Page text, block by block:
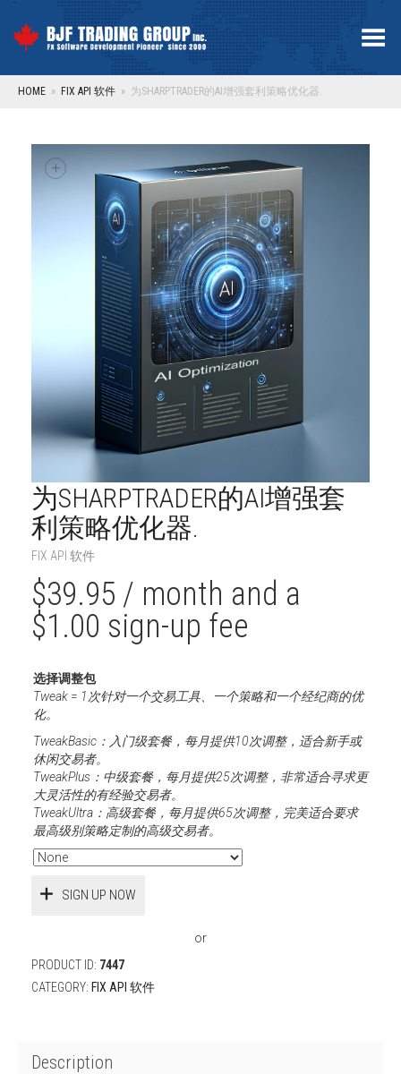
Toggle Menu
HOME » FIX API 软件 » 为SHARPTRADER的AI增强套利策略优化器.
+
为SHARPTRADER的AI增强套
利策略优化器.
FIX API 软件
$39.95 / month and a
$1.00 sign-up fee
选择调整包
Tweak = 1次针对一个交易工具、一个策略和一个经纪商的优
化。
TweakBasic：入门级套餐，每月提供10次调整，适合新手或
休闲交易者。
TweakPlus：中级套餐，每月提供25次调整，非常适合寻求更
大灵活性的有经验交易者。
TweakUltra：高级套餐，每月提供65次调整，完美适合要求
最高级别策略定制的高级交易者。
SIGN UP NOW
or
PRODUCT ID: 7447
CATEGORY: FIX API 软件
Description